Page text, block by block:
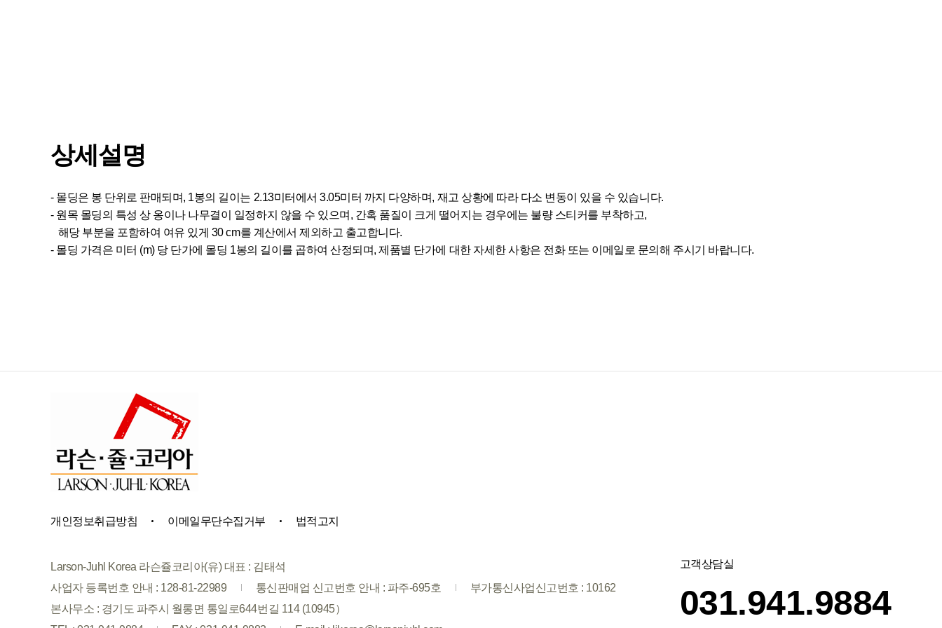
상세설명
- 몰딩은 봉 단위로 판매되며, 1봉의 길이는 2.13미터에서 3.05미터 까지 다양하며, 재고 상황에 따라 다소 변동이 있을 수 있습니다.
- 원목 몰딩의 특성 상 옹이나 나무결이 일정하지 않을 수 있으며, 간혹 품질이 크게 떨어지는 경우에는 불량 스티커를 부착하고,
해당 부분을 포함하여 여유 있게 30 cm를 계산에서 제외하고 출고합니다.
- 몰딩 가격은 미터 (m) 당 단가에 몰딩 1봉의 길이를 곱하여 산정되며, 제품별 단가에 대한 자세한 사항은 전화 또는 이메일로 문의해 주시기 바랍니다.
개인정보취급방침 이메일무단수집거부 법적고지
고객상담실
031.941.9884
Larson-Juhl Korea 라슨쥴코리아(유) 대표 : 김태석
사업자 등록번호 안내 : 128-81-22989
통신판매업 신고번호 안내 : 파주-695호
부가통신사업신고번호 : 10162
본사무소 : 경기도 파주시 월롱면 통일로644번길 114 (10945）